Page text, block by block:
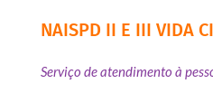
NAISPD II E III VIDA
Serviço de atendimento à